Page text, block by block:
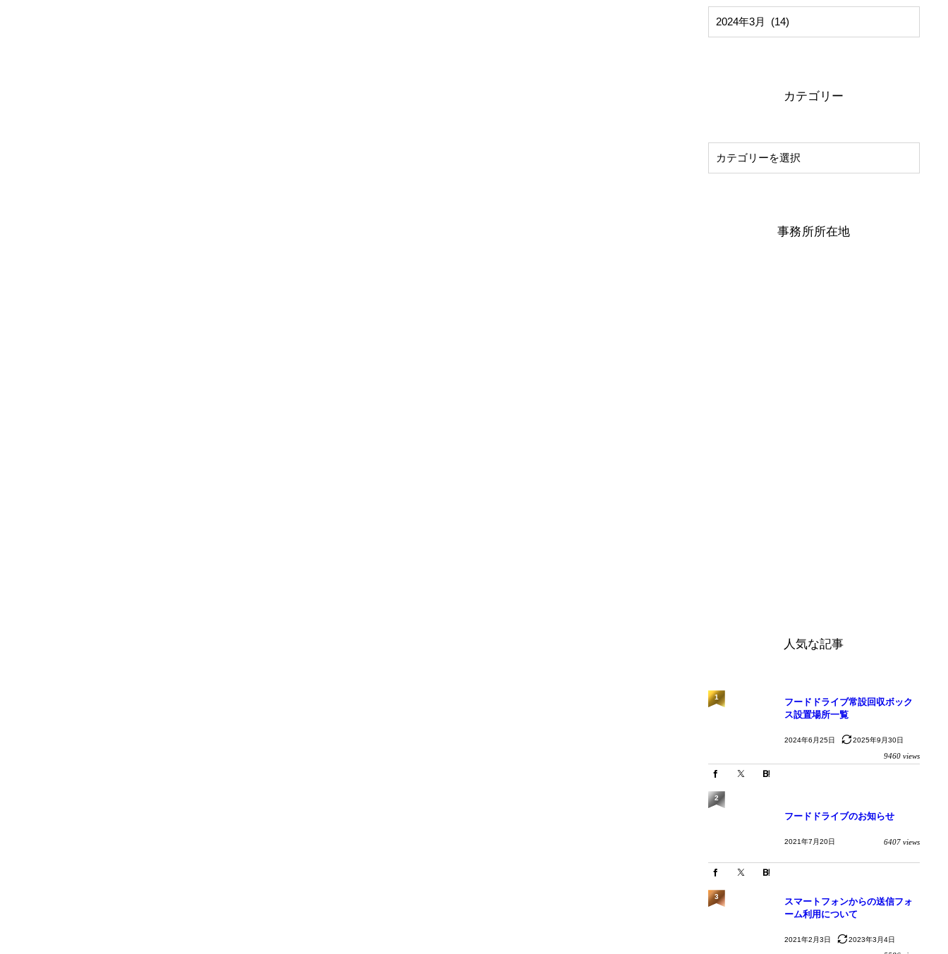
カテゴリー
事務所所在地
人気な記事
フードドライブ常設回収ボック
ス設置場所一覧
2024年6月25日 2025年9月30日
9460 views
1
フードドライブのお知らせ
2021年7月20日 6407 views
2
スマートフォンからの送信フォ
ーム利用について
2021年2月3日 2023年3月4日
3